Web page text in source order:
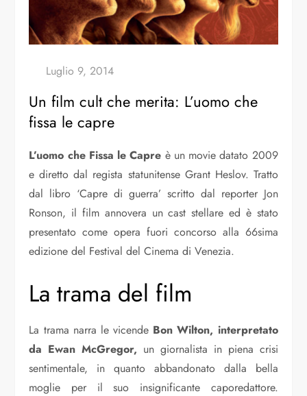
Un film cult che merita: L’uomo che
fissa le capre
L’uomo che Fissa le Capre è un movie datato 2009
e diretto dal regista statunitense Grant Heslov. Tratto
dal libro ‘Capre di guerra’ scritto dal reporter Jon
Ronson, il film annovera un cast stellare ed è stato
presentato come opera fuori concorso alla 66sima
edizione del Festival del Cinema di Venezia.
La trama del film
La trama narra le vicende Bon Wilton, interpretato
da Ewan McGregor, un giornalista in piena crisi
sentimentale, in quanto abbandonato dalla bella
moglie per il suo insignificante caporedattore.